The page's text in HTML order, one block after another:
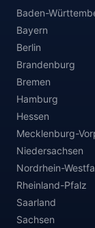
Baden-
Bayern
Berlin
Brandenburg
Bremen
Hamburg
Hessen
Mecklenburg-
Niedersachsen
Nordrhein-
Rheinland-Pfalz
Saarland
Sachsen